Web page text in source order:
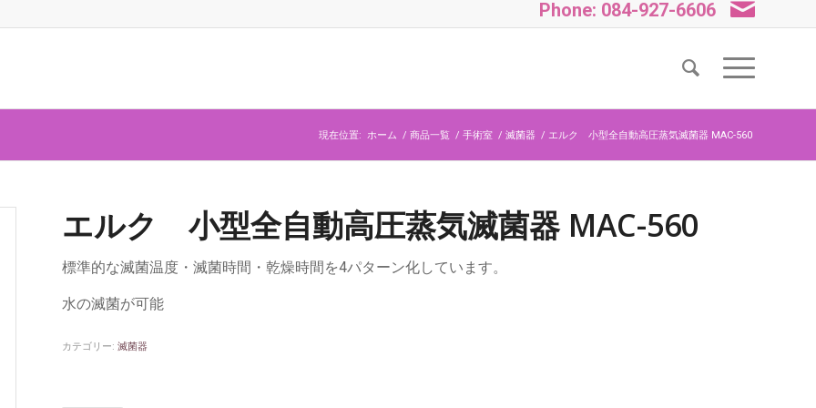
Phone: 084-927-6606
現在位置: ホーム / 商品一覧 / 手術室 / 滅菌器 / エルク 小型全自動高圧蒸気滅菌器 MAC-560
エルク 小型全自動高圧蒸気滅菌器 MAC-560
標準的な滅菌温度・滅菌時間・乾燥時間を4パターン化しています。
水の滅菌が可能
カテゴリー:滅菌器